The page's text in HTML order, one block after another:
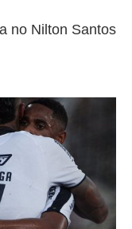
no Nilton Santos